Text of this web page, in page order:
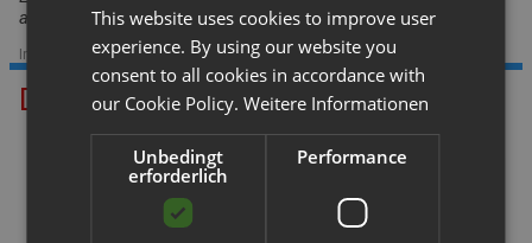
auszuschließen.
Im Sortiment seit: 29.07.2025 Datenstand: 03.06.2026
Das könnte Ihnen gefallen.
This website uses cookies to improve user
experience. By using our website you
consent to all cookies in accordance with
our Cookie Policy. Weitere Informationen
Unbedingt
erforderlich
Performance